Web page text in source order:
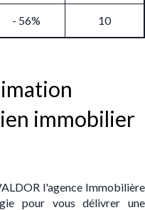
- 56% 10
immobilier
l'agence Immobilière
pour vous délivrer une